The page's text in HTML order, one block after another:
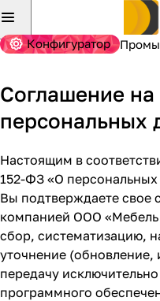
Конфигуратор
Соглашение на
персональных
Настоящим в
152-ФЗ «О персональных
Вы подтверждаете свое
компанией ООО
сбор, систематизацию,
уточнение (обновление,
передачу
программного